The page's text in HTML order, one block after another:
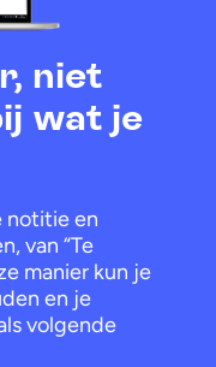
niet
wat je
notitie en
van “Te
manier kun je
en je
volgende